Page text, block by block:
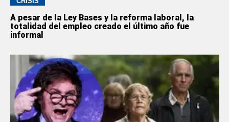
A pesar de la Ley Bases y la reforma laboral, la
totalidad del empleo creado el último año fue
informal